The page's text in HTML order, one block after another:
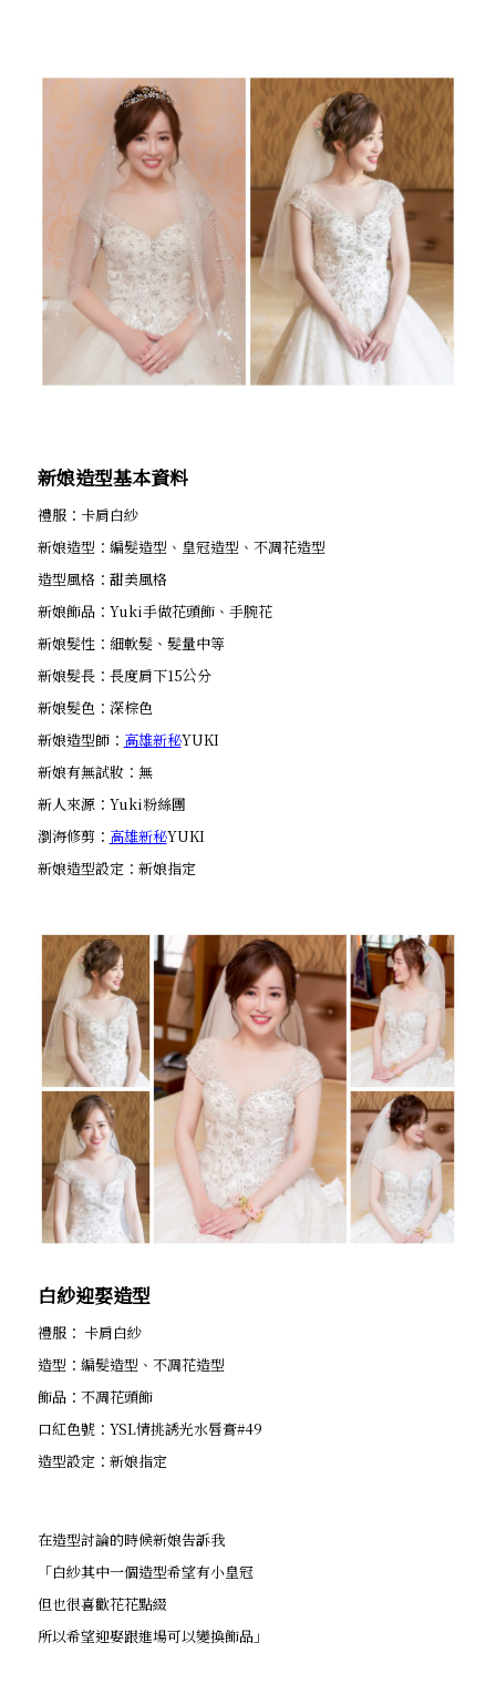
新娘造型基本資料
禮服：卡肩白紗
新娘造型：編髮造型、皇冠造型、不凋花造型
造型風格：甜美風格
新娘飾品：Yuki手做花頭飾、手腕花
新娘髮性：細軟髮、髮量中等
新娘髮長：長度肩下15公分
新娘髮色：深棕色
新娘造型師： 高雄新秘YUKI
新娘有無試妝：無
新人來源：Yuki粉絲團
瀏海修剪： 高雄新秘YUKI
新娘造型設定：新娘指定
白紗迎娶造型
禮服： 卡肩白紗
造型：編髮造型、不凋花造型
飾品：不凋花頭飾
口紅色號：YSL情挑誘光水唇膏#49
造型設定：新娘指定
在造型討論的時候新娘告訴我
「白紗其中一個造型希望有小皇冠
但也很喜歡花花點綴
所以希望迎娶跟進場可以變換飾品」